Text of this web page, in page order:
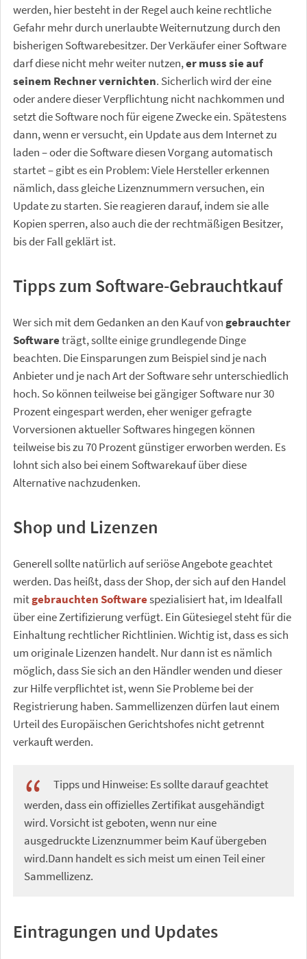
werden, hier besteht in der Regel auch keine rechtliche
Gefahr mehr durch unerlaubte Weiternutzung durch den
bisherigen Softwarebesitzer. Der Verkäufer einer Software
darf diese nicht mehr weiter nutzen,er muss sie auf
seinem Rechner vernichten. Sicherlich wird der eine
oder andere dieser Verpflichtung nicht nachkommen und
setzt die Software noch für eigene Zwecke ein. Spätestens
dann, wenn er versucht, ein Update aus dem Internet zu
laden – oder die Software diesen Vorgang automatisch
startet – gibt es ein Problem: Viele Hersteller erkennen
nämlich, dass gleiche Lizenznummern versuchen, ein
Update zu starten. Sie reagieren darauf, indem sie alle
Kopien sperren, also auch die der rechtmäßigen Besitzer,
bis der Fall geklärt ist.
Tipps zum Software-Gebrauchtkauf
Wer sich mit dem Gedanken an den Kauf vongebrauchter
Softwareträgt, sollte einige grundlegende Dinge
beachten. Die Einsparungen zum Beispiel sind je nach
Anbieter und je nach Art der Software sehr unterschiedlich
hoch. So können teilweise bei gängiger Software nur 30
Prozent eingespart werden, eher weniger gefragte
Vorversionen aktueller Softwares hingegen können
teilweise bis zu 70 Prozent günstiger erworben werden. Es
lohnt sich also bei einem Softwarekauf über diese
Alternative nachzudenken.
Shop und Lizenzen
Generell sollte natürlich auf seriöse Angebote geachtet
werden. Das heißt, dass der Shop, der sich auf den Handel
mitgebrauchten Softwarespezialisiert hat, im Idealfall
über eine Zertifizierung verfügt. Ein Gütesiegel steht für die
Einhaltung rechtlicher Richtlinien. Wichtig ist, dass es sich
um originale Lizenzen handelt. Nur dann ist es nämlich
möglich, dass Sie sich an den Händler wenden und dieser
zur Hilfe verpflichtet ist, wenn Sie Probleme bei der
Registrierung haben. Sammellizenzen dürfen laut einem
Urteil des Europäischen Gerichtshofes nicht getrennt
verkauft werden.
Tipps und Hinweise: Es sollte darauf geachtet
werden, dass ein offizielles Zertifikat ausgehändigt
wird. Vorsicht ist geboten, wenn nur eine
ausgedruckte Lizenznummer beim Kauf übergeben
wird.Dann handelt es sich meist um einen Teil einer
Sammellizenz.
Eintragungen und Updates